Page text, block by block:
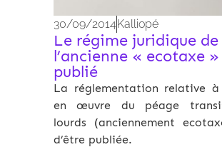
30/09/2014Kalliopé
Le régime juridique de
l’ancienne « ecotaxe
publié
La réglementation relative
en œuvre du péage
lourds (anciennement
d’être publiée.